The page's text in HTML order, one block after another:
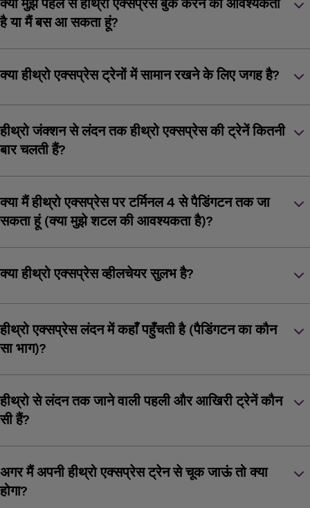
क्या मुझे पहले से हीथ्रो एक्सप्रेस बुक करने की आवश्यकता
है या मैं बस आ सकता हूं?
keyboard_arrow_down
क्या हीथ्रो एक्सप्रेस ट्रेनों में सामान रखने के लिए जगह है? keyboard_arrow_down
हीथ्रो जंक्शन से लंदन तक हीथ्रो एक्सप्रेस की ट्रेनें कितनी
बार चलती हैं?
keyboard_arrow_down
क्या मैं हीथ्रो एक्सप्रेस पर टर्मिनल 4 से पैडिंगटन तक जा
सकता हूं (क्या मुझे शटल की आवश्यकता है)?
keyboard_arrow_down
क्या हीथ्रो एक्सप्रेस व्हीलचेयर सुलभ है? keyboard_arrow_down
हीथ्रो एक्सप्रेस लंदन में कहाँ पहुँचती है (पैडिंगटन का कौन
सा भाग)?
keyboard_arrow_down
हीथ्रो से लंदन तक जाने वाली पहली और आखिरी ट्रेनें कौन
सी हैं?
keyboard_arrow_down
अगर मैं अपनी हीथ्रो एक्सप्रेस ट्रेन से चूक जाऊं तो क्या
होगा?
keyboard_arrow_down